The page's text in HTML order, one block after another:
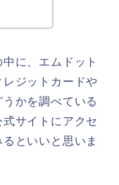
に、エムドット
ジットカードや
かを調べている
サイトにアクセ
といいと思いま